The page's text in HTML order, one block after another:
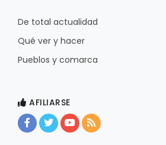
De total actualidad
Qué ver y hacer
Pueblos y comarca
AFILIARSE